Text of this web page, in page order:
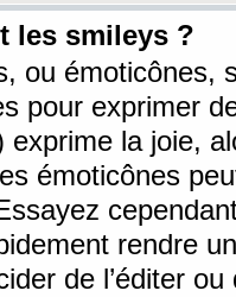
les smileys ?
ou émoticônes,
pour exprimer
exprime la joie,
émoticônes
rendre
de l’éditer